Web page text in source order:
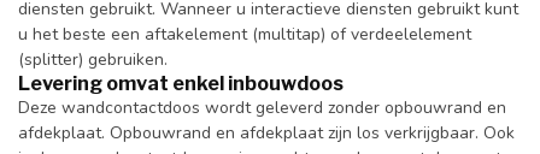
diensten gebruikt. Wanneer u interactieve diensten gebruikt kunt
u het beste een aftakelement (multitap) of verdeelelement
(splitter) gebruiken.
Levering omvat enkel inbouwdoos
Deze wandcontactdoos wordt geleverd zonder opbouwrand en
afdekplaat. Opbouwrand en afdekplaat zijn los verkrijgbaar. Ook